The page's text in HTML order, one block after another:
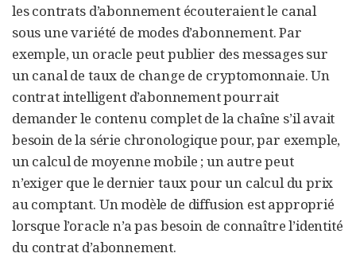
les contrats d’abonnement écouteraient le canal
sous une variété de modes d’abonnement. Par
exemple, un oracle peut publier des messages sur
un canal de taux de change de cryptomonnaie. Un
contrat intelligent d’abonnement pourrait
demander le contenu complet de la chaîne s’il avait
besoin de la série chronologique pour, par exemple,
un calcul de moyenne mobile ; un autre peut
n’exiger que le dernier taux pour un calcul du prix
au comptant. Un modèle de diffusion est approprié
lorsque l’oracle n’a pas besoin de connaître l’identité
du contrat d’abonnement.